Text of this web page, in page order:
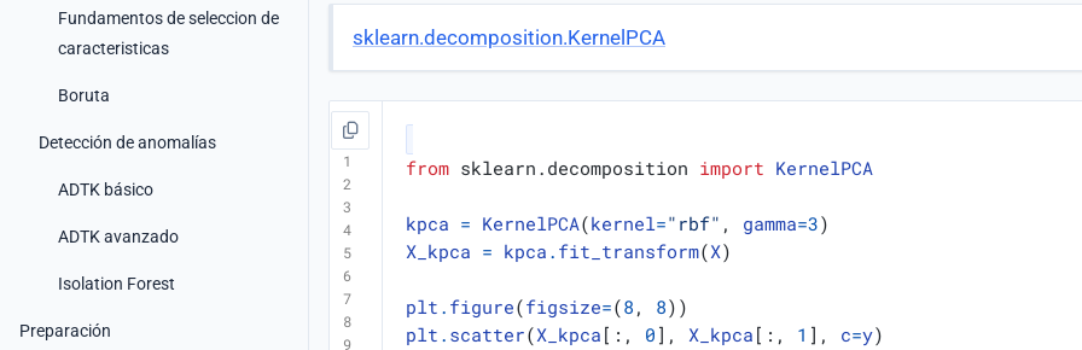
Fundamentos de seleccion de
caracteristicas
Boruta
Detección de anomalías
ADTK básico
ADTK avanzado
Isolation Forest
Preparación
sklearn.decomposition.KernelPCA
from sklearn.decomposition import KernelPCA
kpca = KernelPCA(kernel="rbf" , gamma=3)
X_kpca = kpca . fit_transform(X)
plt . figure(figsize=(8 , 8))
plt . scatter(X_kpca [:, 0 ], X_kpca [:, 1 ], c=y)